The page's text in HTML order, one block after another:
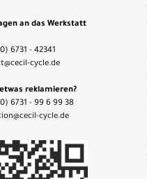
an das Werkstatt
6731 - 42341
cycle.de
reklamieren?
6731 - 99 6 99 38
cycle.de